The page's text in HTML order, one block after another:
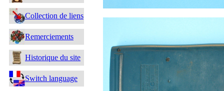
Collection de liens
Remerciements
Historique du site
Switch language